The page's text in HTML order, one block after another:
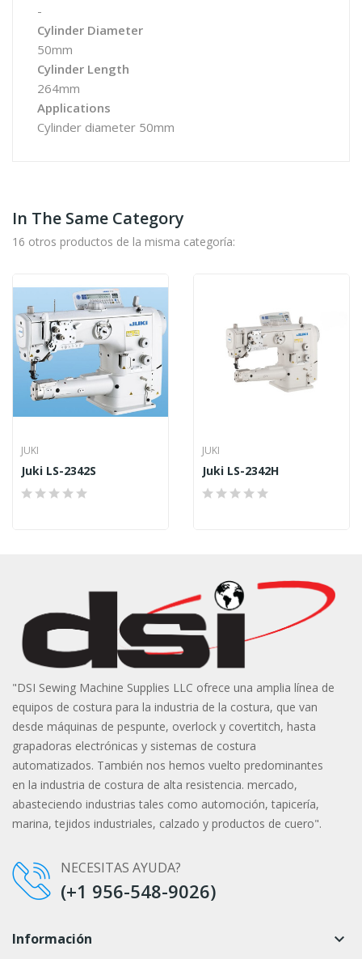
-
Cylinder Diameter
50mm
Cylinder Length
264mm
Applications
Cylinder diameter 50mm
In The Same Category
16 otros productos de la misma categoría:
JUKI
Juki LS-2342S
JUKI
Juki LS-2342H
"DSI Sewing Machine Supplies LLC ofrece una amplia línea de
equipos de costura para la industria de la costura, que van
desde máquinas de pespunte, overlock y covertitch, hasta
grapadoras electrónicas y sistemas de costura
automatizados. También nos hemos vuelto predominantes
en la industria de costura de alta resistencia. mercado,
abasteciendo industrias tales como automoción, tapicería,
marina, tejidos industriales, calzado y productos de cuero".
NECESITAS AYUDA?
(+1 956-548-9026)
Información keyboard_arrow_down